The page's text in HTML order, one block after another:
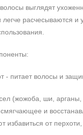
выглядят
легче расчесываются
- питает волосы и
(жожоба, ши, арганы,
и
избавиться от